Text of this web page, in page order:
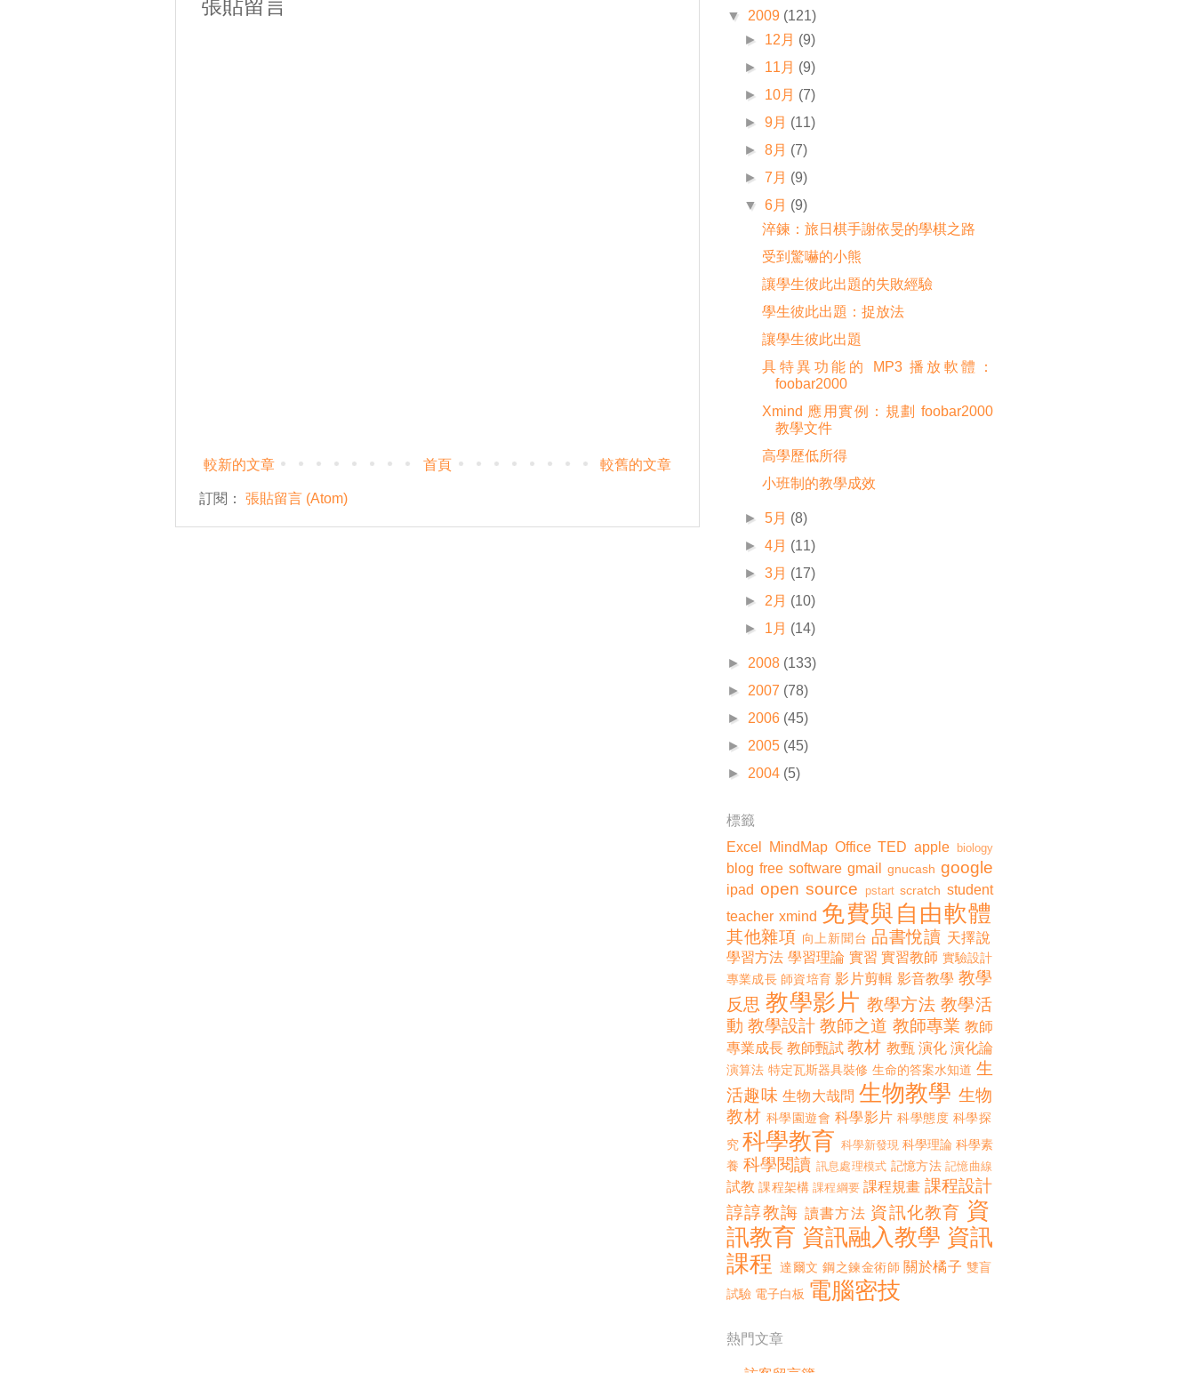
張貼留言
較新的文章 較舊的文章
首頁
訂閱： 張貼留言 (Atom)
▼
2009 (121)
► 12月 (9)
► 11月 (9)
► 10月 (7)
►9月 (11)
►8月 (7)
►7月 (9)
▼
6月 (9)
淬鍊：旅日棋手謝依旻的學棋之路
受到驚嚇的小熊
讓學生彼此出題的失敗經驗
學生彼此出題：捉放法
讓學生彼此出題
具特異功能的 MP3 播放軟體：
foobar2000
Xmind 應用實例：規劃 foobar2000
教學文件
高學歷低所得
小班制的教學成效
►5月 (8)
►4月 (11)
►3月 (17)
► 2月 (10)
► 1月 (14)
► 2008 (133)
► 2007 (78)
► 2006 (45)
► 2005 (45)
► 2004 (5)
標籤
Excel
MindMap Office TED apple biology
blog free software gmail gnucash google
ipad open source pstart scratch student
teacher xmind 免費與自由軟體
其他雜項 向上新聞台 品書悅讀 天擇說
學習方法 學習理論 實習 實習教師 實驗設計
專業成長 師資培育 影片剪輯 影音教學 教學
反思 教學影片 教學方法 教學活
動 教學設計 教師之道 教師專業 教師
專業成長 教師甄試 教材 教甄 演化 演化論
演算法 特定瓦斯器具裝修 生命的答案水知道 生
活趣味 生物大哉問 生物教學 生物
教材 科學園遊會 科學影片 科學態度 科學探
究 科學教育 科學新發現 科學理論 科學素
養 科學閱讀 訊息處理模式 記憶方法 記憶曲線
試教 課程架構 課程綱要 課程規畫 課程設計
諄諄教誨 讀書方法 資訊化教育 資
訊教育 資訊融入教學 資訊
課程
達爾文 鋼之鍊金術師 關於橘子 雙盲
試驗 電子白板 電腦密技
熱門文章